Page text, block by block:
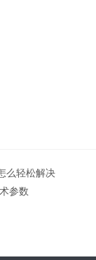
么轻松解决
参数